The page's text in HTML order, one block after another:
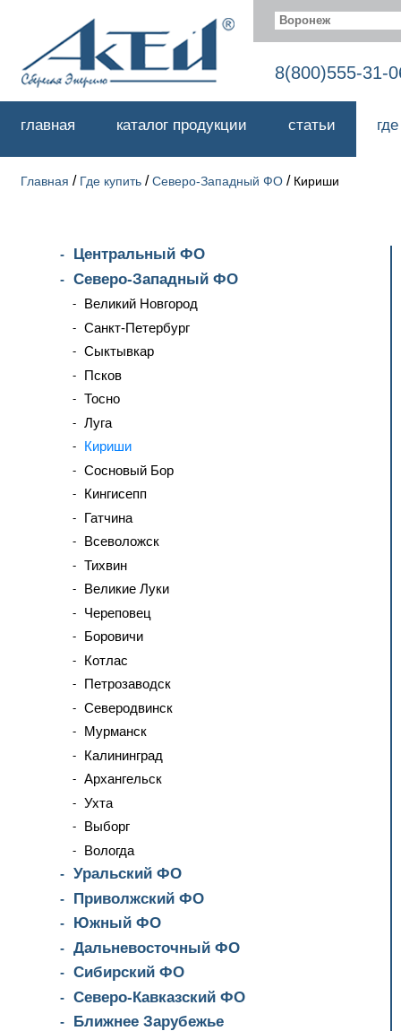
Воронеж
8(800)555-31-
главная каталог продукции статьи
Главная / Где купить /Северо-Западный ФО / Кириши
Центральный ФО
Северо-Западный ФО
Великий Новгород
Санкт-Петербург
Сыктывкар
Псков
Тосно
Луга
Кириши
Сосновый Бор
Кингисепп
Гатчина
Всеволожск
Тихвин
Великие Луки
Череповец
Боровичи
Котлас
Петрозаводск
Северодвинск
Мурманск
Калининград
Архангельск
Ухта
Выборг
Вологда
Уральский ФО
Приволжский ФО
Южный ФО
Дальневосточный ФО
Сибирский ФО
Северо-Кавказский ФО
Ближнее Зарубежье